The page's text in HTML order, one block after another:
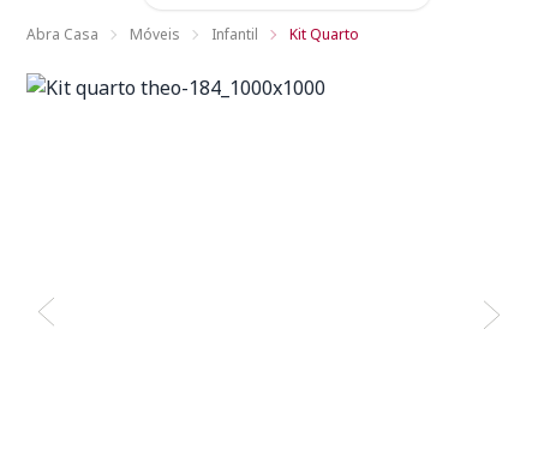
Abra Casa Móveis Infantil Kit Quarto